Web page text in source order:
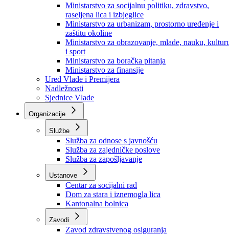
Ministarstvo za privredu
Ministarstvo za pravosuđe, upravu i radne odnose
Ministarstvo za unutrašnje poslove
Ministarstvo za socijalnu politiku, zdravstvo,
raseljena lica i izbjeglice
Ministarstvo za urbanizam, prostorno uređenje i
zaštitu okoline
Ministarstvo za obrazovanje, mlade, nauku,
i sport
Ministarstvo za boračka pitanja
Ministarstvo za finansije
Ured Vlade i Premijera
Nadležnosti
Sjednice Vlade
Organizacije
Službe
Služba za odnose s javnošću
Služba za zajedničke poslove
Služba za zapošljavanje
Ustanove
Centar za socijalni rad
Dom za stara i iznemogla lica
Kantonalna bolnica